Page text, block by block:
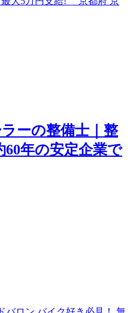
ーの整備士｜整
60年の安定企業で